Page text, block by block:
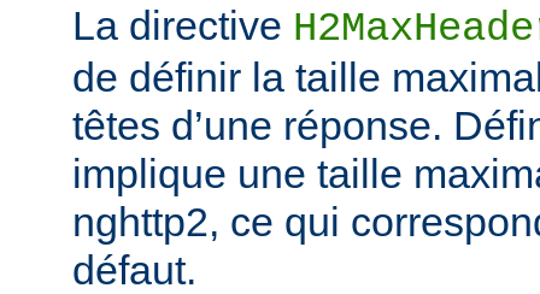
La directive
de définir la taille
têtes d’une réponse.
implique une taille
nghttp2, ce qui
défaut.